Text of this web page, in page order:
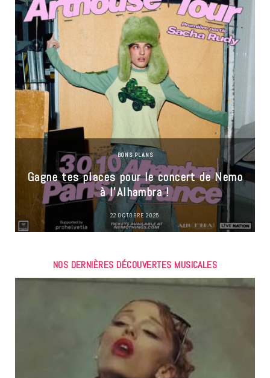
BONS PLANS
Gagne tes places pour le concert de Nemo
à l’Alhambra !
22 OCTOBRE 2025
NOS DERNIÈRES DÉCOUVERTES MUSICALES